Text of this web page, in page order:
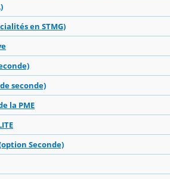
en STMG)
seconde)
la PME
Seconde)